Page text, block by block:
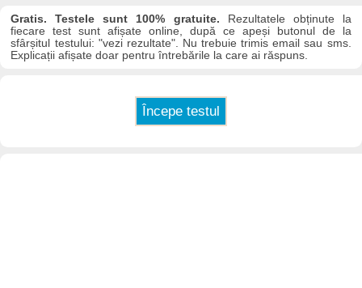
Gratis. Testele sunt 100% gratuite. Rezultatele obținute la
fiecare test sunt afișate online, după ce apeși butonul de la
sfârșitul testului: "vezi rezultate". Nu trebuie trimis email sau sms.
Explicații afișate doar pentru întrebările la care ai răspuns.